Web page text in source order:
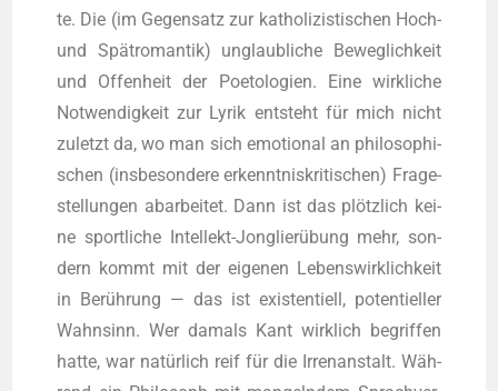
te. Die (im Gegen­satz zur katho­li­zis­ti­schen Hoch-
und Spät­ro­man­tik) unglaub­li­che Beweg­lich­keit
und Offen­heit der Poe­to­lo­gien. Eine wirk­li­che
Not­wen­dig­keit zur Lyrik ent­steht für mich nicht
zuletzt da, wo man sich emo­tio­nal an phi­lo­so­phi­
schen (ins­be­son­de­re erkennt­nis­kri­ti­schen) Fra­ge­
stel­lun­gen abar­bei­tet. Dann ist das plötz­lich kei­
ne sport­li­che Intel­lekt-Jon­glier­übung mehr, son­
dern kommt mit der eige­nen Lebens­wirk­lich­keit
in Berüh­rung — das ist exis­ten­ti­ell, poten­ti­el­ler
Wahn­sinn. Wer damals Kant wirk­lich begrif­fen
hat­te, war natür­lich reif für die Irren­an­stalt. Wäh­